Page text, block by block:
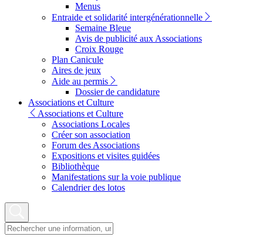
Menus
Entraide et solidarité intergénérationnelle
Semaine Bleue
Avis de publicité aux Associations
Croix Rouge
Plan Canicule
Aires de jeux
Aide au permis
Dossier de candidature
Associations et Culture
Associations et Culture
Associations Locales
Créer son association
Forum des Associations
Expositions et visites guidées
Bibliothèque
Manifestations sur la voie publique
Calendrier des lotos